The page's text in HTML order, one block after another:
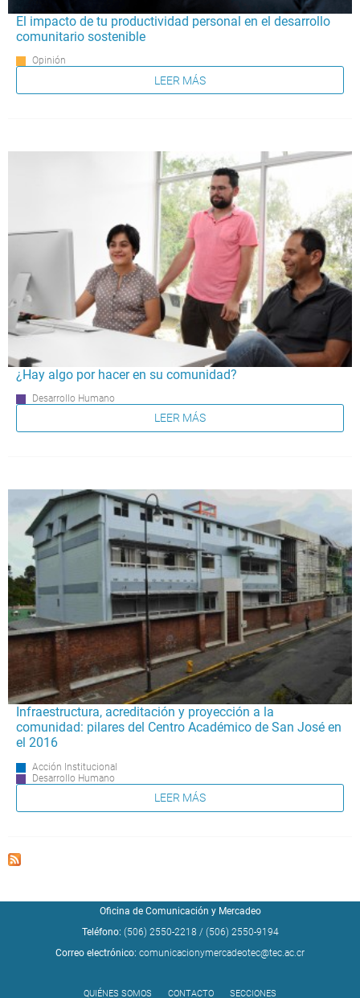
El impacto de tu productividad personal en el desarrollo
comunitario sostenible
Opinión
LEER MÁS
¿Hay algo por hacer en su comunidad?
Desarrollo Humano
LEER MÁS
Infraestructura, acreditación y proyección a la
comunidad: pilares del Centro Académico de San José en
el 2016
Acción Institucional
Desarrollo Humano
LEER MÁS
Oficina de Comunicación y Mercadeo
Teléfono: (506) 2550-2218 / (506) 2550-9194
Correo electrónico: comunicacionymercadeotec@tec.ac.cr
QUIÉNES SOMOS CONTACTO SECCIONES